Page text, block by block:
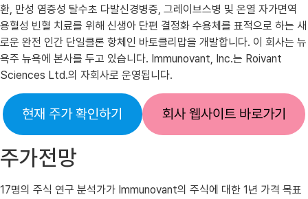
환, 만성 염증성 탈수초 다발신경병증, 그레이브스병 및 온열 자가면역
용혈성 빈혈 치료를 위해 신생아 단편 결정화 수용체를 표적으로 하는 새
로운 완전 인간 단일클론 항체인 바토클리맙을 개발합니다. 이 회사는 뉴
욕주 뉴욕에 본사를 두고 있습니다. Immunovant, Inc.는 Roivant
Sciences Ltd.의 자회사로 운영됩니다.
현재 주가 확인하기 회사 웹사이트 바로가기
주가전망
17명의 주식 연구 분석가가 Immunovant의 주식에 대한 1년 가격 목표